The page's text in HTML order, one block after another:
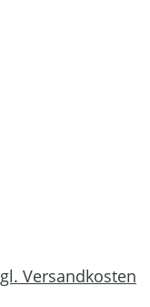
Versandkosten